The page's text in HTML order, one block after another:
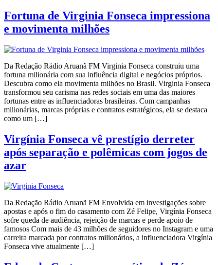
Fortuna de Virginia Fonseca impressiona
e movimenta milhões
Da Redação Rádio Aruanã FM Virginia Fonseca construiu uma
fortuna milionária com sua influência digital e negócios próprios.
Descubra como ela movimenta milhões no Brasil. Virginia Fonseca
transformou seu carisma nas redes sociais em uma das maiores
fortunas entre as influenciadoras brasileiras. Com campanhas
milionárias, marcas próprias e contratos estratégicos, ela se destaca
como um […]
Virgínia Fonseca vê prestígio derreter
após separação e polêmicas com jogos de
azar
Da Redação Rádio Aruanã FM Envolvida em investigações sobre
apostas e após o fim do casamento com Zé Felipe, Virgínia Fonseca
sofre queda de audiência, rejeição de marcas e perde apoio de
famosos Com mais de 43 milhões de seguidores no Instagram e uma
carreira marcada por contratos milionários, a influenciadora Virgínia
Fonseca vive atualmente […]